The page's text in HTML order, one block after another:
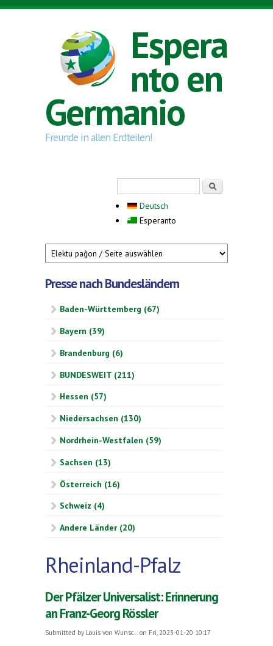
Skip to main content
Espera
nto en
Germanio
Freunde in allen Erdteilen!
Deutsch
Esperanto
Presse nach Bundesländern
Baden-Württemberg (67)
Bayern (39)
Brandenburg (6)
BUNDESWEIT (211)
Hessen (57)
Niedersachsen (130)
Nordrhein-Westfalen (59)
Sachsen (13)
Österreich (16)
Schweiz (4)
Andere Länder (20)
Rheinland-Pfalz
Der Pfälzer Universalist: Erinnerung
an Franz-Georg Rössler
Submitted by Louis von Wunsc...on Fri, 2023-01-20 10:17